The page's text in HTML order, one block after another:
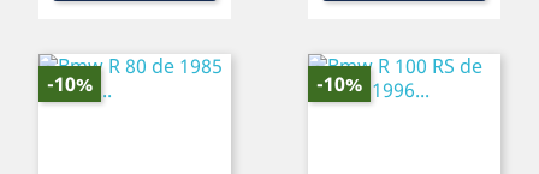
-10% -10%